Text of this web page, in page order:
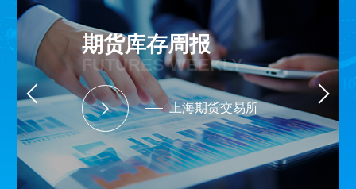
期货库存周报
FUTURES WEEKLY
上海期货交易所